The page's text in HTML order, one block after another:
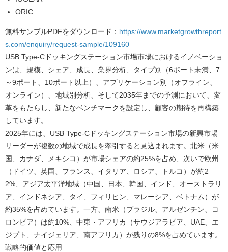
ORIC
無料サンプルPDFをダウンロード： https://www.marketgrowthreport
s.com/enquiry/request-sample/109160
USB Type-Cドッキングステーション市場市場におけるイノベーショ
ンは、規模、シェア、成長、業界分析、タイプ別（6ポート未満、7
～9ポート、10ポート以上）、アプリケーション別（オフライン、
オンライン）、地域別分析、そして2035年までの予測において、変
革をもたらし、新たなベンチマークを設定し、顧客の期待を再構築
しています。
2025年には、USB Type-Cドッキングステーション市場の新興市場
リーダーが複数の地域で成長を牽引すると見込まれます。北米（米
国、カナダ、メキシコ）が市場シェアの約25%を占め、次いで欧州
（ドイツ、英国、フランス、イタリア、ロシア、トルコ）が約2
2%、アジア太平洋地域（中国、日本、韓国、インド、オーストラリ
ア、インドネシア、タイ、フィリピン、マレーシア、ベトナム）が
約35%を占めています。一方、南米（ブラジル、アルゼンチン、コ
ロンビア）は約10%、中東・アフリカ（サウジアラビア、UAE、エ
ジプト、ナイジェリア、南アフリカ）が残りの8%を占めています。
戦略的価値と応用